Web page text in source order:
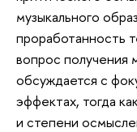
музыкального
проработанность
вопрос получения
обсуждается с
эффектах, тогда
и степени